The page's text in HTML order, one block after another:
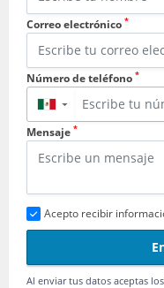
Correo electrónico *
Número de teléfono *
▼
Mensaje *
Acepto recibir
Al enviar tus datos aceptas los